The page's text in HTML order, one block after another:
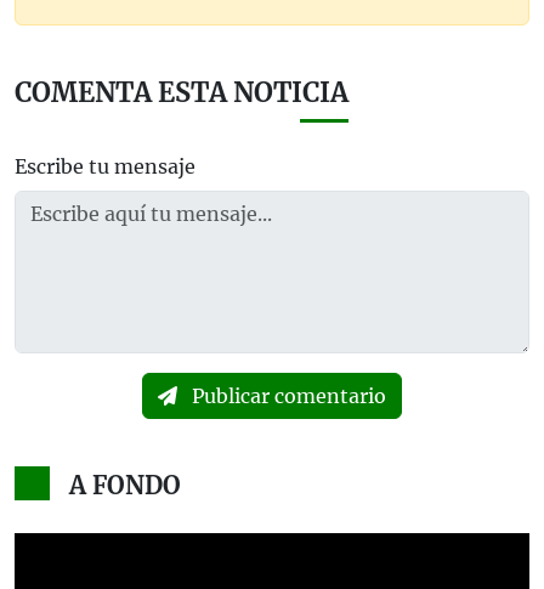
COMENTA ESTA NOTICIA
Escribe tu mensaje
Publicar comentario
A FONDO